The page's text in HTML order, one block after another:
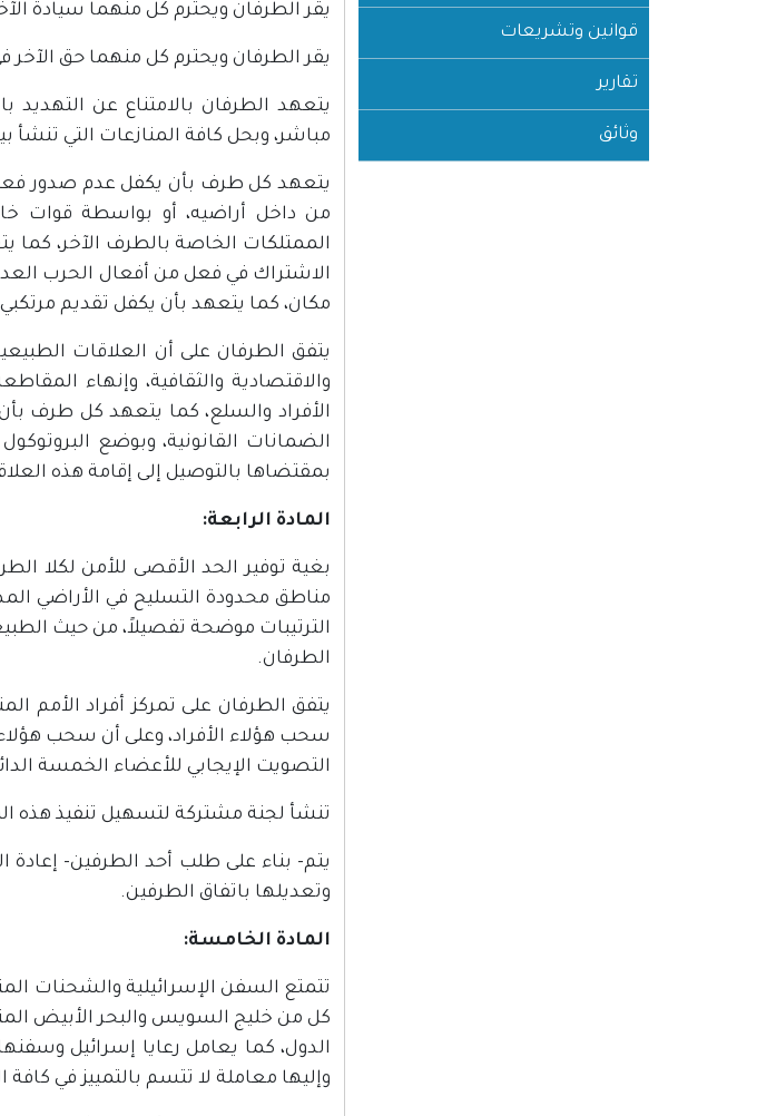
قوانين وتشريعات
تقارير
وثائق
يقر الطرفان ويحترم كل منهما سيادة
يقر الطرفان ويحترم كل منهما حق
يتعهد الطرفان بالامتناع عن
مباشر، وبحل كافة المنازعات التي تنشأ
يتعهد كل طرف بأن يكفل عدم صدور فعل
من داخل أراضيه، أو بواسطة قوات
الممتلكات الخاصة بالطرف الآخر، كما
الاشتراك في فعل من أفعال الحرب
مكان، كما يتعهد بأن يكفل تقديم
يتفق الطرفان على أن العلاقات
والاقتصادية والثقافية، وإنهاء
الأفراد والسلع، كما يتعهد كل طرف
الضمانات القانونية، وبوضع
بمقتضاها بالتوصيل إلى إقامة هذه
المادة الرابعة:
بغية توفير الحد الأقصى للأمن لكلا
مناطق محدودة التسليح في الأراضي
الترتيبات موضحة تفصيلاً، من حيث
الطرفان.
يتفق الطرفان على تمركز أفراد الأمم
سحب هؤلاء الأفراد، وعلى أن سحب هؤلاء
التصويت الإيجابي للأعضاء الخمسة
تنشأ لجنة مشتركة لتسهيل تنفيذ هذه
وتعديلها باتفاق الطرفين.
المادة الخامسة:
تتمتع السفن الإسرائيلية والشحنات
الدول، كما يعامل رعايا إسرائيل
وإليها معاملة لا تتسم بالتمييز في